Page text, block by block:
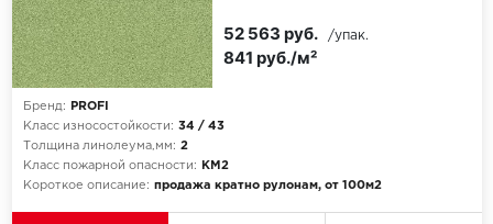
Бренд:
PROFI
Класс износостойкости: 34 / 43
Толщина линолеума,мм: 2
Класс пожарной опасности:
КМ2
Короткое описание: продажа кратно рулонам, от 100м2
841 руб./м²
52 563 руб. /упак.